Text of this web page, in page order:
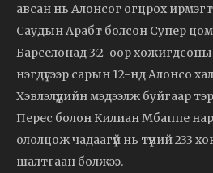
авсан нь Алонсог огцрох
Саудын Арабт болсон Супер
Барселонад 3:2-оор
нэгдүгээр сарын 12-нд Алонсо
Хэвлэлүүдийн мэдээлж буйгаар
Перес болон Килиан Мбаппе
ололцож чадаагүй нь түүний 233
шалтгаан болжээ.